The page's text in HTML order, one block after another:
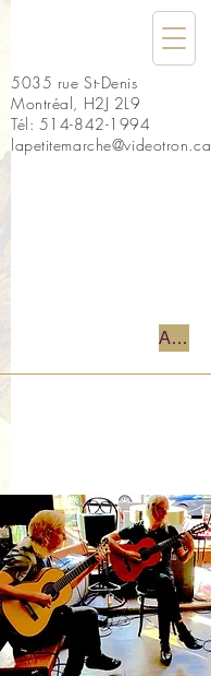
5035 rue St-Denis
Montréal, H2J 2L9
Tél: 514-842-1994
lapetitemarche@videotron.ca
Accueil